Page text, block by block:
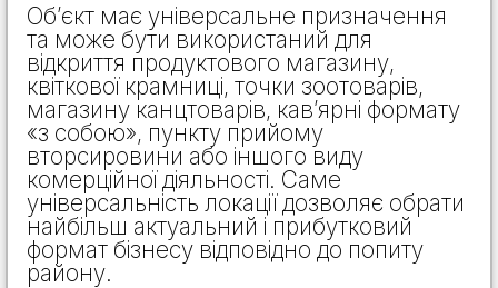
Об’єкт має універсальне призначення
та може бути використаний для
відкриття продуктового магазину,
квіткової крамниці, точки зоотоварів,
магазину канцтоварів, кав’ярні формату
«з собою», пункту прийому
вторсировини або іншого виду
комерційної діяльності. Саме
універсальність локації дозволяє обрати
найбільш актуальний і прибутковий
формат бізнесу відповідно до попиту
району.